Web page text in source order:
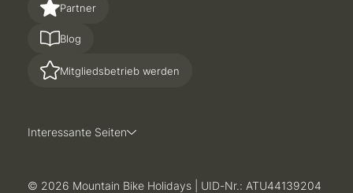
Partner
Blog
Mitgliedsbetrieb werden
Interessante Seiten
© 2026 Mountain Bike Holidays UID-Nr.: ATU44139204